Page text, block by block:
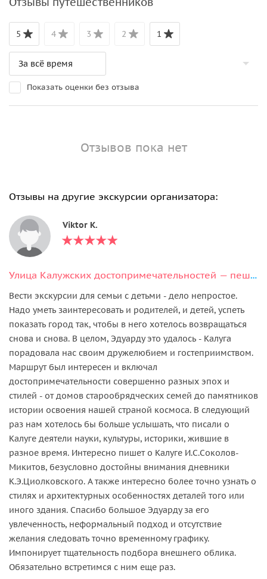
5 4 3 2 1
Показать оценки без отзыва
Отзывов пока нет
Отзывы на другие экскурсии организатора:
Viktor K.
Улица Калужских достопримечательностей — пешеходная экскурсия
Вести экскурсии для семьи с детьми - дело непростое.
Надо уметь заинтересовать и родителей, и детей, успеть
показать город так, чтобы в него хотелось возвращаться
снова и снова. В целом, Эдуарду это удалось - Калуга
порадовала нас своим дружелюбием и гостеприимством.
Маршрут был интересен и включал
достопримечательности совершенно разных эпох и
стилей - от домов старообрядческих семей до памятников
истории освоения нашей страной космоса. В следующий
раз нам хотелось бы больше услышать, что писали о
Калуге деятели науки, культуры, историки, жившие в
разное время. Интересно пишет о Калуге И.С.Соколов-
Микитов, безусловно достойны внимания дневники
К.Э.Циолковского. А также интересно более точно узнать о
стилях и архитектурных особенностях деталей того или
иного здания. Спасибо большое Эдуарду за его
увлеченность, неформальный подход и отсутствие
желания следовать точно временному графику.
Импонирует тщательность подбора внешнего облика.
Обязательно встретимся с ним еще раз.